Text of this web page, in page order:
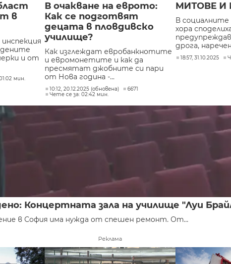
в
и от
мин.
В очакване на еврото:
Как се подготвят
децата в пловдивско
училище?
Как изглеждат евробанкнотите
и евромонетите и как да
пресмятат джобните си пари
от Нова година -...
10:12, 20.12.2025 (обновена)
6671
Чете се за: 02:42 мин.
МИТОВЕ И
В
хора
дрога,
18:57, 31.10.2025
Концертната зала на училище "Луи
в София има нужда от спешен ремонт. От...
Реклама